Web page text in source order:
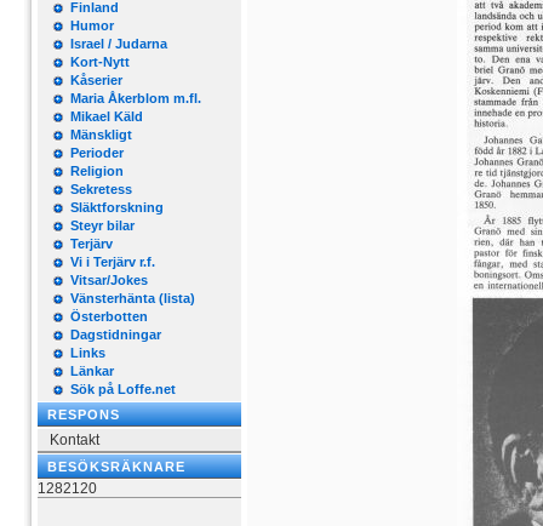
Finland
Humor
Israel / Judarna
Kort-Nytt
Kåserier
Maria Åkerblom m.fl.
Mikael Käld
Mänskligt
Perioder
Religion
Sekretess
Släktforskning
Steyr bilar
Terjärv
Vi i Terjärv r.f.
Vitsar/Jokes
Vänsterhänta (lista)
Österbotten
Dagstidningar
Links
Länkar
Sök på Loffe.net
RESPONS
Kontakt
BESÖKSRÄKNARE
1282120